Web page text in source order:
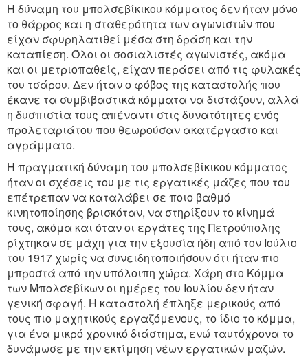
Η δύναμη του μπολσεβίκικου κόμματος δεν ήταν μόνο
το θάρρος και η σταθερότητα των αγωνιστών που
είχαν σφυρηλατιθεί μέσα στη δράση και την
καταπίεση. Όλοι οι σοσιαλιστές αγωνιστές, ακόμα
και οι μετριοπαθείς, είχαν περάσει από τις φυλακές
του τσάρου. Δεν ήταν ο φόβος της καταστολής που
έκανε τα συμβιβαστικά κόμματα να διστάζουν, αλλά
η δυσπιστία τους απέναντι στις δυνατότητες ενός
προλεταριάτου που θεωρούσαν ακατέργαστο και
αγράμματο.
Η πραγματική δύναμη του μπολσεβίκικου κόμματος
ήταν οι σχέσεις του με τις εργατικές μάζες που του
επέτρεπαν να καταλάβει σε ποιο βαθμό
κινητοποίησης βρισκόταν, να στηρίξουν το κίνημά
τους, ακόμα και όταν οι εργάτες της Πετρούπολης
ρίχτηκαν σε μάχη για την εξουσία ήδη από τον Ιούλιο
του 1917 χωρίς να συνειδητοποιήσουν ότι ήταν πιο
μπροστά από την υπόλοιπη χώρα. Χάρη στο Κόμμα
των Μπολσεβίκων οι ημέρες του Ιουλίου δεν ήταν
γενική σφαγή. Η καταστολή έπληξε μερικούς από
τους πιο μαχητικούς εργαζόμενους, το ίδιο το κόμμα,
για ένα μικρό χρονικό διάστημα, ενώ ταυτόχρονα το
δυνάμωσε με την εκτίμηση νέων εργατικών μαζών.